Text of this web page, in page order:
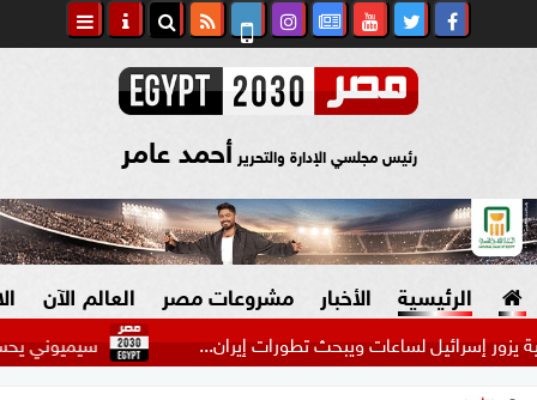
رئيس مجلسي الإدارة والتحرير أحمد عامر
الرئيسية الأخبار مشروعات مصر العالم الآن
سيميوني يحسم إسرائيل لساعات ويبحث تطورات إيران...